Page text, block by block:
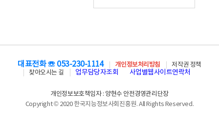
대표전화 ☏ 053-230-1114 개인정보처리방침
저작권 정책
찾아오시는 길
업무담당자조회 사업별웹사이트연락처
개인정보보호책임자 : 양현수 안전경영관리단장
Copyright © 2020 한국지능정보사회진흥원. All Rights Reserved.